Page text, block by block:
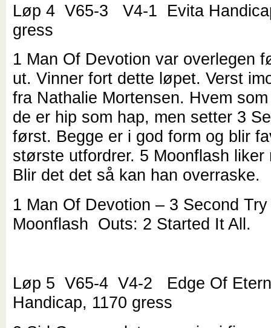
Løp 4 V65-3 V4-1 Evita
gress
1 Man Of Devotion var overlegen
ut. Vinner fort dette løpet. Verst
fra Nathalie Mortensen. Hvem
de er hip som hap, men setter 3
først. Begge er i god form og blir
største utfordrer. 5 Moonflash liker
Blir det det så kan han overraske.
1 Man Of Devotion – 3 Second
Moonflash Outs: 2 Started It All.
Løp 5 V65-4 V4-2 Edge Of
Handicap, 1170 gress